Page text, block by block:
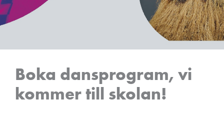
Boka dansprogram, vi
kommer till skolan!